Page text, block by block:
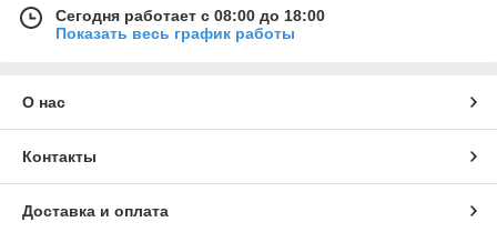
Сегодня работает с 08:00 до 18:00
Показать весь график работы
О нас
Контакты
Доставка и оплата